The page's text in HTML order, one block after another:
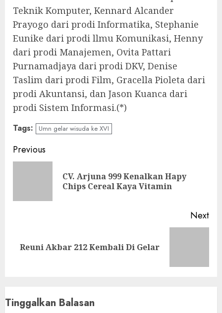
Teknik Komputer, Kennard Alcander
Prayogo dari prodi Informatika, Stephanie
Eunike dari prodi llmu Komunikasi, Henny
dari prodi Manajemen, Ovita Pattari
Purnamadjaya dari prodi DKV, Denise
Taslim dari prodi Film, Gracella Pioleta dari
prodi Akuntansi, dan Jason Kuanca dari
prodi Sistem Informasi.(*)
Tags: Umn gelar wisuda ke XVI
Continue
Reading
Previous
CV. Arjuna 999 Kenalkan Hapy
Chips Cereal Kaya Vitamin
Next
Next
Reuni Akbar 212 Kembali Di Gelar
Tinggalkan Balasan